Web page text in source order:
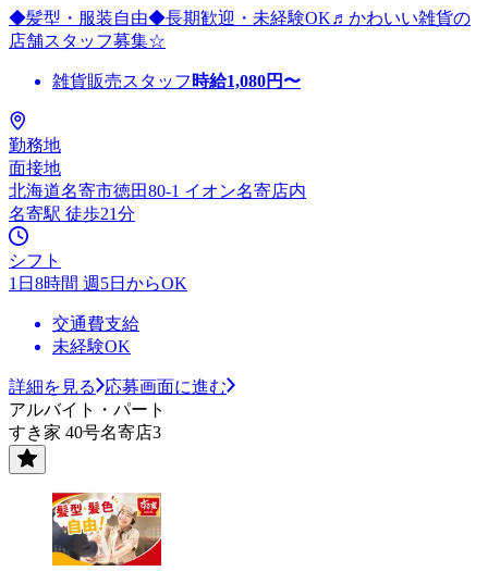
◆髪型・服装自由◆長期歓迎・未経験OK♬かわいい雑貨の
店舗スタッフ募集☆
雑貨販売スタッフ 時給1,080円〜
勤務地
面接地
北海道名寄市徳田80-1 イオン名寄店内
名寄駅 徒歩21分
シフト
1日8時間 週5日からOK
交通費支給
未経験OK
詳細を見る
応募画面に進む
アルバイト・パート
すき家 40号名寄店3